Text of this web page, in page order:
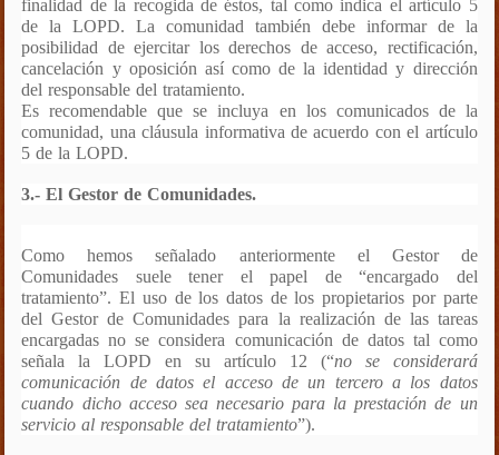
finalidad de la recogida de éstos, tal como indica el artículo 5
de la LOPD. La comunidad también debe informar de la
posibilidad de ejercitar los derechos de acceso, rectificación,
cancelación y oposición así como de la identidad y dirección
del responsable del tratamiento.
Es recomendable que se incluya en los comunicados de la
comunidad, una cláusula informativa de acuerdo con el artículo
5 de la LOPD.
3.- El Gestor de Comunidades.
Como hemos señalado anteriormente el Gestor de
Comunidades suele tener el papel de “encargado del
tratamiento”. El uso de los datos de los propietarios por parte
del Gestor de Comunidades para la realización de las tareas
encargadas no se considera comunicación de datos tal como
señala la LOPD en su artículo 12 (“no se considerará
comunicación de datos el acceso de un tercero a los datos
cuando dicho acceso sea necesario para la prestación de un
servicio al responsable del tratamiento”).